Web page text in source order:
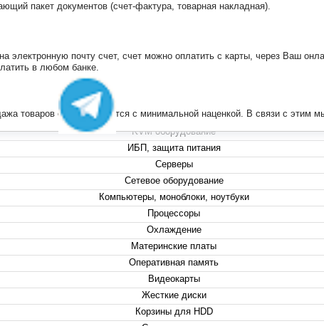
пакет документов (счет-фактура, товарная накладная).
электронную почту счет, счет можно оплатить с карты, через Ваш
в любом банке.
товаров осуществляется с минимальной наценкой. В связи с
+7 (495) 223-13-47
KVM оборудование
ИБП, защита питания
Серверы
Сетевое оборудование
Компьютеры, моноблоки, ноутбуки
Процессоры
Охлаждение
Материнские платы
Оперативная память
Видеокарты
Жесткие диски
Корзины для HDD